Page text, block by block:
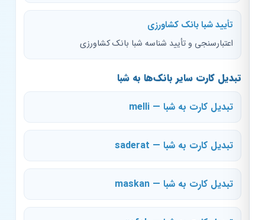
تأیید شبا بانک کشاورزی
اعتبارسنجی و تأیید شناسه شبا بانک کشاورزی
تبدیل کارت سایر بانک‌ها به شبا
تبدیل کارت به شبا — melli
تبدیل کارت به شبا — saderat
تبدیل کارت به شبا — maskan